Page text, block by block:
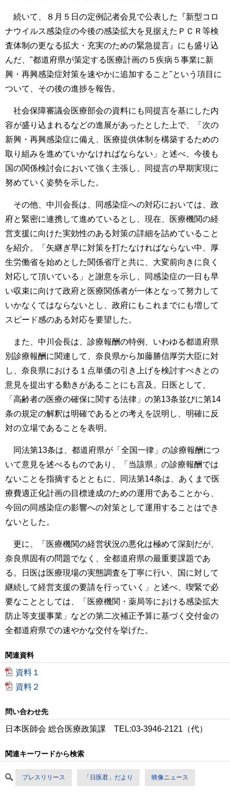
続いて、８月５日の定例記者会見で公表した『新型コロ
ナウイルス感染症の今後の感染拡大を見据えたＰＣＲ等検
査体制の更なる拡大・充実のための緊急提言』にも盛り込
んだ、"都道府県が策定する医療計画の５疾病５事業に新
興・再興感染症対策を速やかに追加すること"という項目に
ついて、その後の進捗を報告。
社会保障審議会医療部会の資料にも同提言を基にした内
容が盛り込まれるなどの進展があったとした上で、「次の
新興・再興感染症に備え、医療提供体制を構築するための
取り組みを進めていかなければならない」と述べ、今後も
国の関係検討会において強く主張し、同提言の早期実現に
努めていく姿勢を示した。
その他、中川会長は、同感染症への対応においては、政
府と緊密に連携して進めているとし、現在、医療機関の経
営支援に向けた実効性のある対策の詳細を詰めていること
を紹介。「矢継ぎ早に対策を打たなければならない中、厚
生労働省を始めとした関係省庁と共に、大変前向きに良く
対応して頂いている」と謝意を示し、同感染症の一日も早
い収束に向けて政府と医療関係者が一体となって努力して
いかなくてはならないとし、政府にもこれまでにも増して
スピード感のある対応を要望した。
また、中川会長は、診療報酬の特例、いわゆる都道府県
別診療報酬に関連して、奈良県から加藤勝信厚労大臣に対
し、奈良県における１点単価の引き上げを検討すべきとの
意見を提出する動きがあることにも言及。日医として、
「高齢者の医療の確保に関する法律」の第13条並びに第14
条の規定の解釈は明確であるとの考えを説明し、明確に反
対の立場であることを表明。
同法第13条は、都道府県が「全国一律」の診療報酬につ
いて意見を述べるものであり、「当該県」の診療報酬では
ないことを指摘するとともに、同法第14条は、あくまで医
療費適正化計画の目標達成のための運用であることから、
今回の同感染症の影響への対策として運用することはでき
ないとした。
更に、「医療機関の経営状況の悪化は極めて深刻だが、
奈良県固有の問題でなく、全都道府県の最重要課題であ
る。日医は医療現場の実態調査を丁寧に行い、国に対して
継続して経営支援の要請を行っていく」と述べ、喫緊で必
要なこととしては、「医療機関・薬局等における感染拡大
防止等支援事業」などの第二次補正予算に基づく交付金の
全都道府県での速やかな交付を挙げた。
関連資料
資料１
資料２
問い合わせ先
日本医師会 総合医療政策課 TEL:03-3946-2121（代）
関連キーワードから検索
プレスリリース 「日医君」だより 映像ニュース